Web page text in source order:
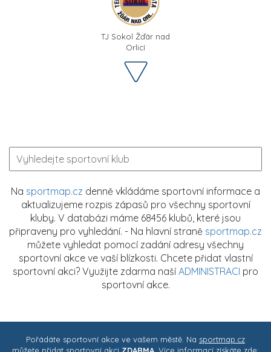
TJ Sokol Žďár nad
Orlicí
Na sportmap.cz denně vkládáme sportovní informace a
aktualizujeme rozpis zápasů pro všechny sportovní
kluby. V databázi máme 68456 klubů, které jsou
připraveny pro vyhledání. - Na hlavní straně sportmap.cz
můžete vyhledat pomocí zadání adresy všechny
sportovní akce ve vaší blízkosti. Chcete přidat vlastní
sportovní akci? Využijte zdarma naší ADMINISTRACI pro
sportovní akce.
Pořádáte sportovní akce ve vašem městě. Na sportmap.cz
můžete přidat sportovní akci ZDARMA . Více informací získáte zde: